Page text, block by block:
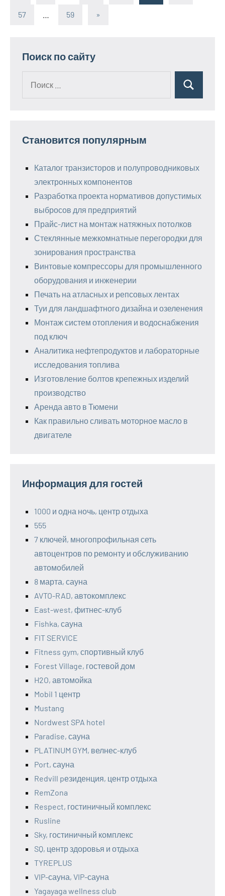
Пагинация
57 59
Следующие
»
Поиск по сайту
Поиск
Становится популярным
Каталог транзисторов и полупроводниковых
электронных компонентов
Разработка проекта нормативов допустимых
выбросов для предприятий
Прайс-лист на монтаж натяжных потолков
Стеклянные межкомнатные перегородки для
зонирования пространства
Винтовые компрессоры для промышленного
оборудования и инженерии
Печать на атласных и репсовых лентах
Туи для ландшафтного дизайна и озеленения
Монтаж систем отопления и водоснабжения
под ключ
Аналитика нефтепродуктов и лабораторные
исследования топлива
Изготовление болтов крепежных изделий
производство
Аренда авто в Тюмени
Как правильно сливать моторное масло в
двигателе
Информация для гостей
1000 и одна ночь, центр отдыха
555
7 ключей, многопрофильная сеть
автоцентров по ремонту и обслуживанию
автомобилей
8 марта, сауна
AVTO-RAD, автокомплекс
East-west, фитнес-клуб
Fishka, сауна
FIT SERVICE
Fitness gym, спортивный клуб
Forest Village, гостевой дом
H2O, автомойка
Mobil 1 центр
Mustang
Nordwest SPA hotel
Paradise, сауна
PLATINUM GYM, велнес-клуб
Port, сауна
Redvill pезиденция, центр отдыха
RemZona
Respect, гостиничный комплекс
Rusline
Sky, гостиничный комплекс
SQ, центр здоровья и отдыха
TYREPLUS
VIP-сауна, VIP-сауна
Yagayaga wellness club